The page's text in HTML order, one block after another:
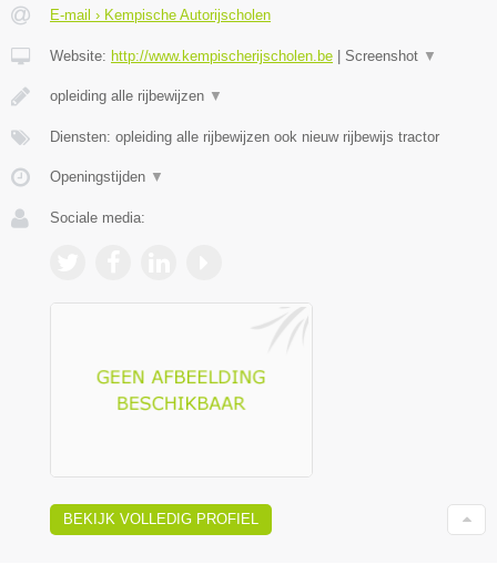
E-mail › Kempische Autorijscholen
Website: http://www.kempischerijscholen.be | Screenshot ▼
opleiding alle rijbewijzen ▼
Diensten: opleiding alle rijbewijzen ook nieuw rijbewijs tractor
Openingstijden ▼
Sociale media:
BEKIJK VOLLEDIG PROFIEL